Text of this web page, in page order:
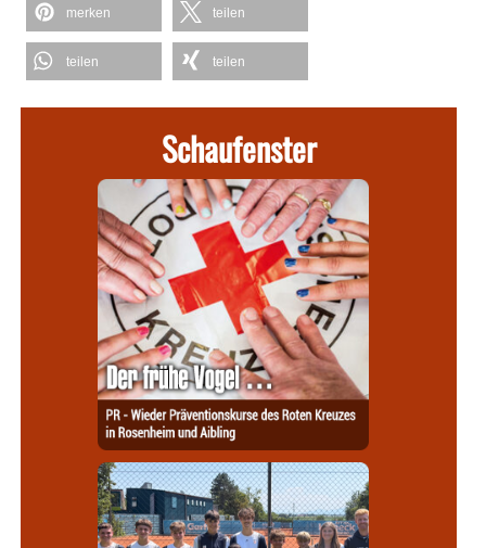
merken teilen
teilen teilen
Schaufenster